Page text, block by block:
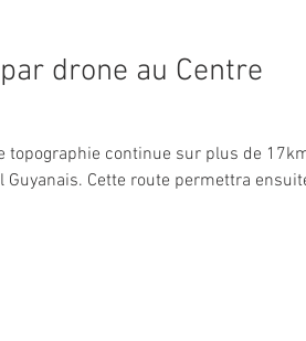
drone au Centre
topographie continue sur plus de
Guyanais. Cette route permettra